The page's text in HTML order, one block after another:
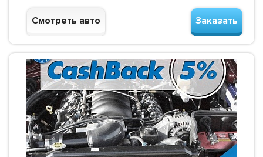
Смотреть авто Заказать